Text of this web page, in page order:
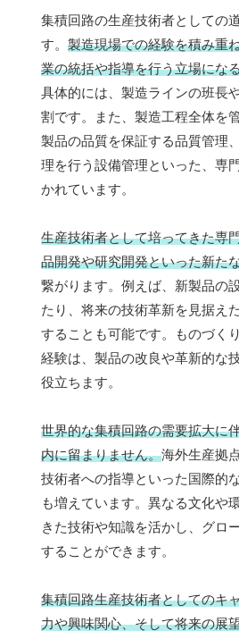
集積回路の生産技術者としての
す。 製造現場での経験を積み重
業の統括や指導を行う立場にな
具体的には、製造ラインの班長
割です。また、製造工程全体を
製品の品質を保証する品質管理
理を行う設備管理といった、専
かれています。
生産技術者として培ってきた専
品開発や研究開発といった新た
繋がります。例えば、新製品の
たり、将来の技術革新を見据え
することも可能です。ものづく
経験は、製品の改良や革新的な
役立ちます。
世界的な集積回路の需要拡大に
内に留まりません。海外生産拠
技術者への指導といった国際的
も増えています。異なる文化や
きた技術や知識を活かし、グロ
することができます。
集積回路生産技術者としてのキ
力や興味関心、そして将来の展